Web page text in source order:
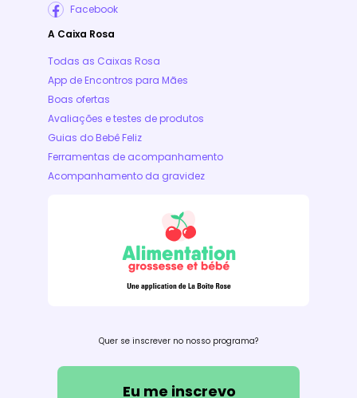
Facebook
A Caixa Rosa
Todas as Caixas Rosa
App de Encontros para Mães
Boas ofertas
Avaliações e testes de produtos
Guias do Bebê Feliz
Ferramentas de acompanhamento
Acompanhamento da gravidez
Quer se inscrever no nosso programa?
Eu me inscrevo